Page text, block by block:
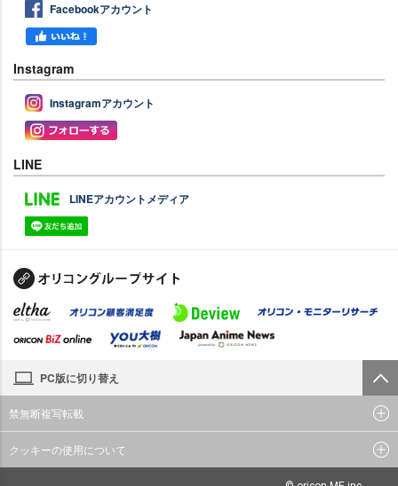
Facebookアカウント
Instagram
Instagramアカウント
LINE
LINEアカウントメディア
PC版に切り替え
禁無断複写転載
クッキーの使用について